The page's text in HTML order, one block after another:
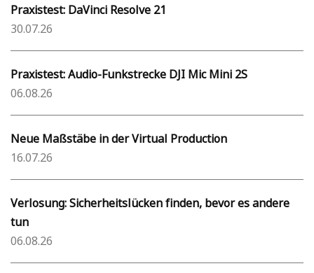
Praxistest: DaVinci Resolve 21
30.07.26
Praxistest: Audio-Funkstrecke DJI Mic Mini 2S
06.08.26
Neue Maßstäbe in der Virtual Production
16.07.26
Verlosung: Sicherheitslücken finden, bevor es andere
tun
06.08.26